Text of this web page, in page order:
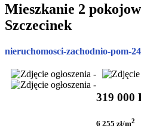
Mieszkanie 2
Szczecinek
nieruchomosci-zachodnio-pom-
319 000
6 255 zł/m2